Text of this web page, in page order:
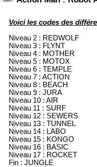
Voici les codes des
Niveau 2 : REDWOLF
Niveau 3 : FLYNT
Niveau 4 : MOTHER
Niveau 5 : MOTOX
Niveau 6 : TEMPLE
Niveau 7 : ACTION
Niveau 8 : BEACH
Niveau 9 : JURA
Niveau 10 : AIR
Niveau 11 : SURF
Niveau 12 : SEWERS
Niveau 13 : TUNNEL
Niveau 14 : LABO
Niveau 15 : KONGO
Niveau 16 : BASIC
Niveau 17 : ROCKET
Fin : JUNGLE